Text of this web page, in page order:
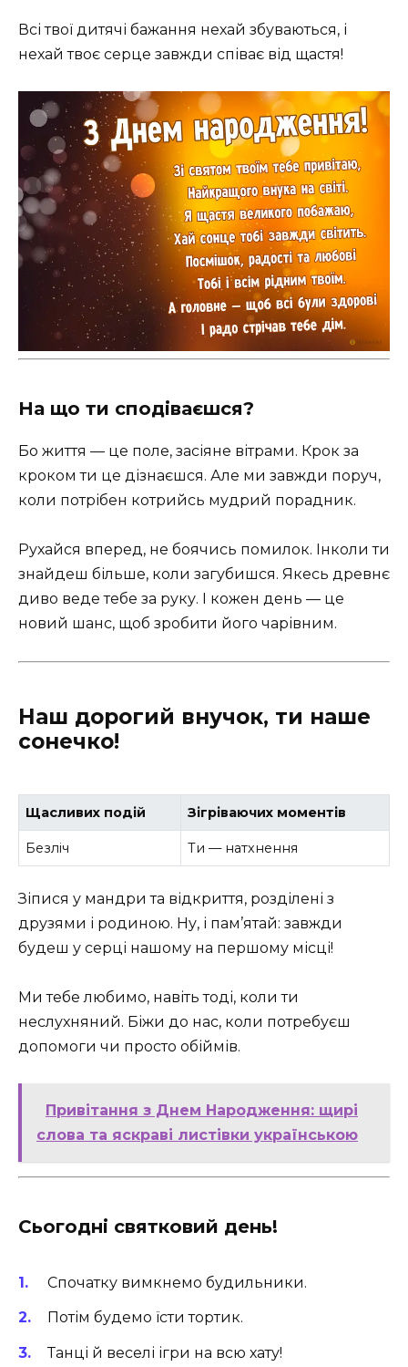
Всі твої дитячі бажання нехай збуваються, і
нехай твоє серце завжди співає від щастя!
На що ти сподіваєшся?
Бо життя — це поле, засіяне вітрами. Крок за
кроком ти це дізнаєшся. Але ми завжди поруч,
коли потрібен котрийсь мудрий порадник.
Рухайся вперед, не боячись помилок. Інколи ти
знайдеш більше, коли загубишся. Якесь древнє
диво веде тебе за руку. І кожен день — це
новий шанс, щоб зробити його чарівним.
Наш дорогий внучок, ти наше
сонечко!
Щасливих подій Зігріваючих моментів
Безліч Ти — натхнення
Зіпися у мандри та відкриття, розділені з
друзями і родиною. Ну, і пам’ятай: завжди
будеш у серці нашому на першому місці!
Ми тебе любимо, навіть тоді, коли ти
неслухняний. Біжи до нас, коли потребуєш
допомоги чи просто обіймів.
Привітання з Днем Народження: щирі
слова та яскраві листівки українською
Сьогодні святковий день!
Спочатку вимкнемо будильники.
Потім будемо їсти тортик.
Танці й веселі ігри на всю хату!